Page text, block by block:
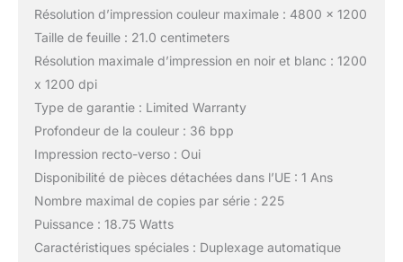
Résolution d’impression couleur maximale : 4800 x 1200
Taille de feuille : 21.0 centimeters
Résolution maximale d’impression en noir et blanc : 1200
x 1200 dpi
Type de garantie : Limited Warranty
Profondeur de la couleur : 36 bpp
Impression recto-verso : Oui
Disponibilité de pièces détachées dans l’UE : 1 Ans
Nombre maximal de copies par série : 225
Puissance : 18.75 Watts
Caractéristiques spéciales : Duplexage automatique